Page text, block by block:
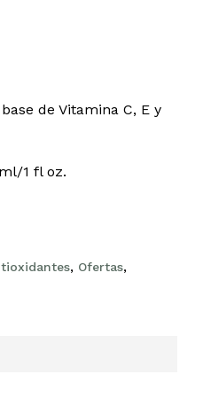
de Vitamina C, E y
1 fl oz.
, Ofertas,